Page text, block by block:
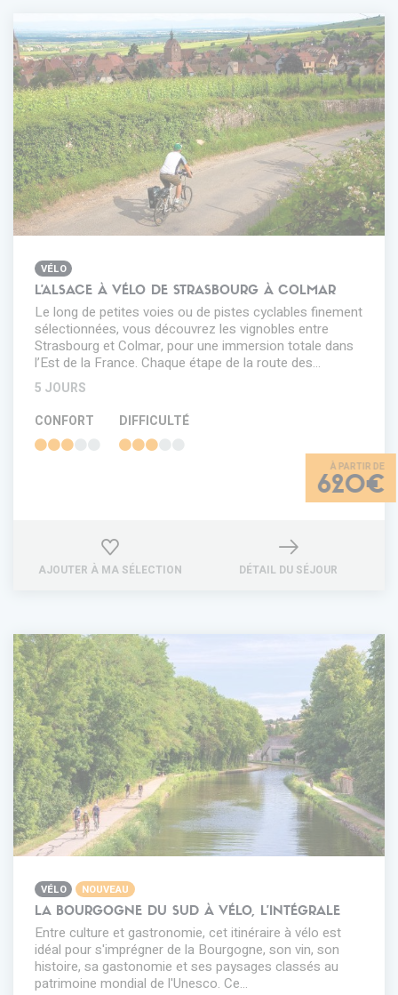
VÉLO
L'ALSACE À VÉLO DE STRASBOURG À COLMAR
Le long de petites voies ou de pistes cyclables finement
sélectionnées, vous découvrez les vignobles entre
Strasbourg et Colmar, pour une immersion totale dans
l’Est de la France. Chaque étape de la route des…
5 JOURS
CONFORT
DIFFICULTÉ
620€
AJOUTER À MA SÉLECTION DÉTAIL DU SÉJOUR
VÉLO NOUVEAU
LA BOURGOGNE DU SUD À VÉLO, L'INTÉGRALE
Entre culture et gastronomie, cet itinéraire à vélo est
idéal pour s'imprégner de la Bourgogne, son vin, son
histoire, sa gastonomie et ses paysages classés au
patrimoine mondial de l'Unesco. Ce…